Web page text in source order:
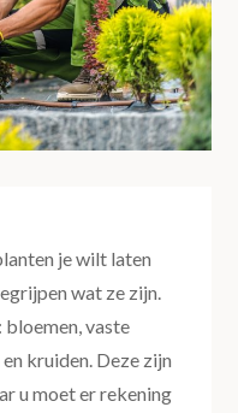
je wilt laten
wat ze zijn.
vaste
kruiden. Deze zijn
u moet er rekening